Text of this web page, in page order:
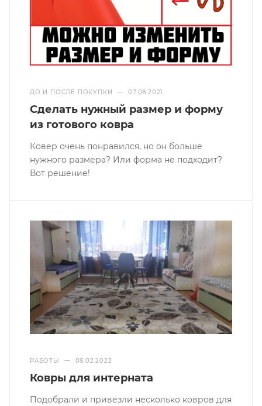
ДО И ПОСЛЕ ПОКУПКИ — 07.08.2021
Сделать нужный размер и форму
из готового ковра
Ковер очень понравился, но он больше
нужного размера? Или форма не подходит?
Вот решение!
РАБОТЫ — 08.02.2023
Ковры для интерната
Подобрали и привезли несколько ковров для